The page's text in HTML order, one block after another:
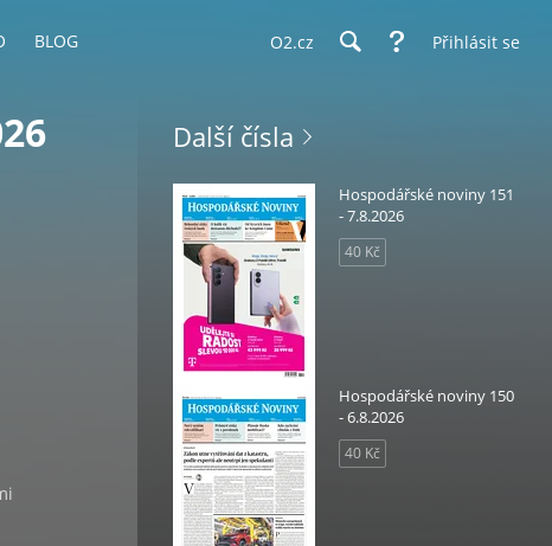
BLOG O2.cz Přihlásit se
Další čísla
Hospodářské noviny 151
- 7.8.2026
40 Kč
Hospodářské noviny 150
- 6.8.2026
40 Kč